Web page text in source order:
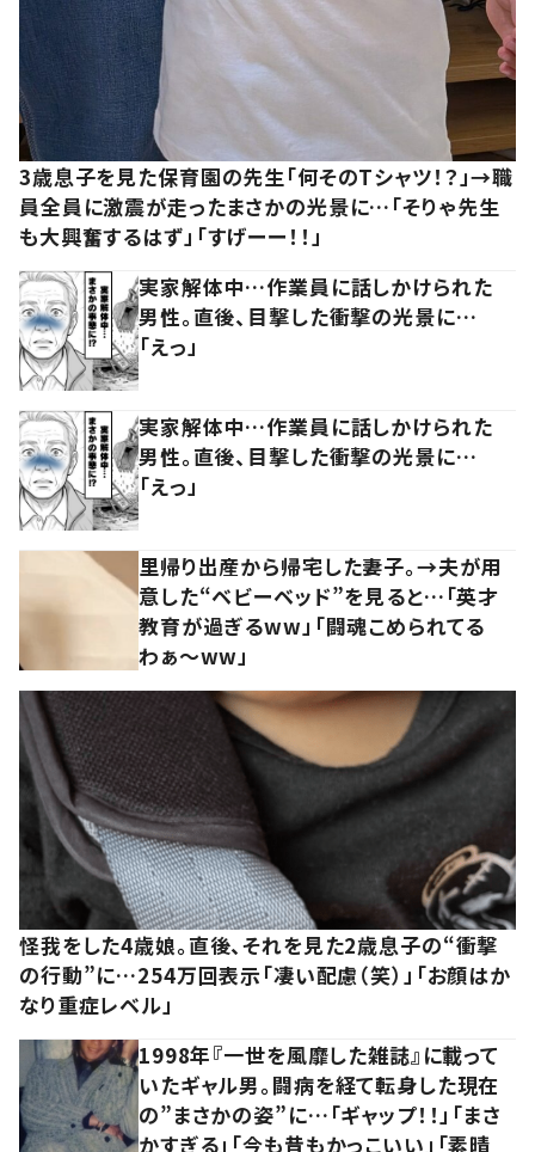
3歳息子を見た保育園の先生「何そのTシャツ！？」→職
員全員に激震が走ったまさかの光景に…「そりゃ先生
も大興奮するはず」「すげーー！！」
実家解体中…作業員に話しかけられた
男性。直後、目撃した衝撃の光景に…
「えっ」
実家解体中…作業員に話しかけられた
男性。直後、目撃した衝撃の光景に…
「えっ」
里帰り出産から帰宅した妻子。→夫が用
意した“ベビーベッド”を見ると…「英才
教育が過ぎるww」「闘魂こめられてる
わぁ～ww」
怪我をした4歳娘。直後、それを見た2歳息子の“衝撃
の行動”に…254万回表示「凄い配慮（笑）」「お顔はか
なり重症レベル」
1998年『一世を風靡した雑誌』に載って
いたギャル男。闘病を経て転身した現在
の”まさかの姿”に…「ギャップ！！」「まさ
かすぎる」「今も昔もかっこいい」「素晴